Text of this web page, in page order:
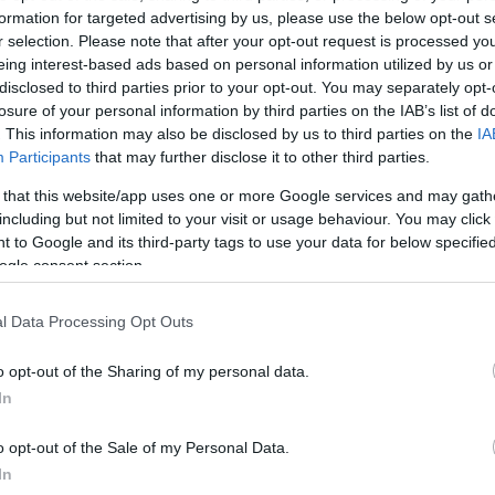
for targeted advertising by us, please use the below opt-out
selection. Please note that after your opt-out request is processed
interest-based ads based on personal information utilized by us
to third parties prior to your opt-out. You may separately
of your personal information by third parties on the IAB’s list of
This information may also be disclosed by us to third parties on the
Participants that may further disclose it to other third parties.
that this website/app uses one or more Google services and may
but not limited to your visit or usage behaviour. You may
to Google and its third-party tags to use your data for below
consent section.
Data Processing Opt Outs
opt-out of the Sharing of my personal data.
opt-out of the Sale of my Personal Data.
ΔΙΑΦΗΜΙΣΗ